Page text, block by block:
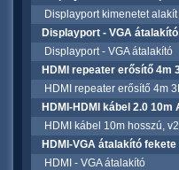
Displayport kimenetet alakít
Displayport - VGA
Displayport - VGA átalakító
HDMI repeater erősítő 4m
HDMI repeater erősítő 4m
HDMI-HDMI kábel 2.0 10m
HDMI kábel 10m hosszú,
HDMI-VGA átalakító
HDMI - VGA átalakító